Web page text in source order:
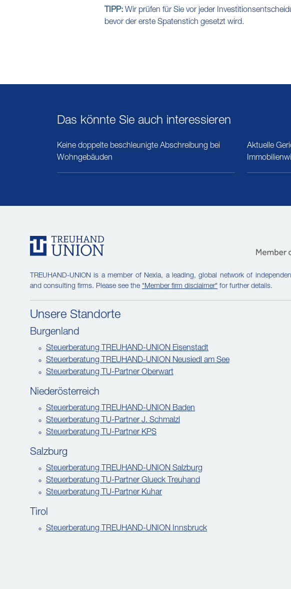
TIPP: Wir prüfen für Sie vor jeder
bevor der erste Spatenstich gesetzt wird.
Das könnte Sie auch interessieren
Keine doppelte beschleunigte Abschreibung bei
Wohngebäuden
Aktuelle
TREUHAND-UNION is a member of Nexia, a leading, global network of
and consulting firms. Please see the "Member firm disclaimer" for further details.
Unsere Standorte
Burgenland
Steuerberatung TREUHAND-UNION Eisenstadt
Steuerberatung TREUHAND-UNION Neusiedl am See
Steuerberatung TU-Partner Oberwart
Niederösterreich
Steuerberatung TREUHAND-UNION Baden
Steuerberatung TU-Partner J. Schmalzl
Steuerberatung TU-Partner KPS
Salzburg
Steuerberatung TREUHAND-UNION Salzburg
Steuerberatung TU-Partner Glueck Treuhand
Steuerberatung TU-Partner Kuhar
Tirol
Steuerberatung TREUHAND-UNION Innsbruck